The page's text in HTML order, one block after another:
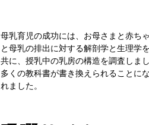
母乳育児の成功には、お母さまと赤ち
と母乳の排出に対する解剖学と生理学
共に、授乳中の乳房の構造を調査しま
多くの教科書が書き換えられることに
れました。